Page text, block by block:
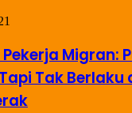
Pekerja Migran:
Tak Berlaku